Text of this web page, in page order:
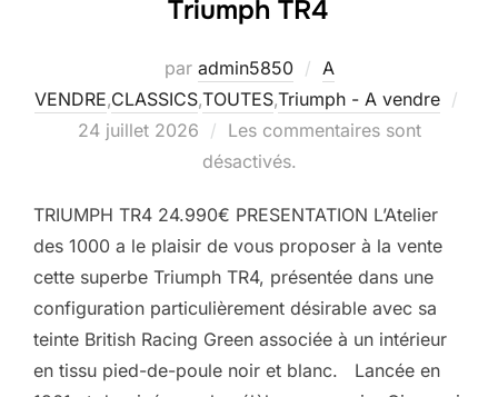
Triumph TR4
par admin5850
A
VENDRE,CLASSICS,TOUTES,Triumph - A vendre
Publié
24 juillet 2026
Les commentaires sont
désactivés.
TRIUMPH TR4 24.990€ PRESENTATION L’Atelier
des 1000 a le plaisir de vous proposer à la vente
cette superbe Triumph TR4, présentée dans une
configuration particulièrement désirable avec sa
teinte British Racing Green associée à un intérieur
en tissu pied-de-poule noir et blanc. Lancée en